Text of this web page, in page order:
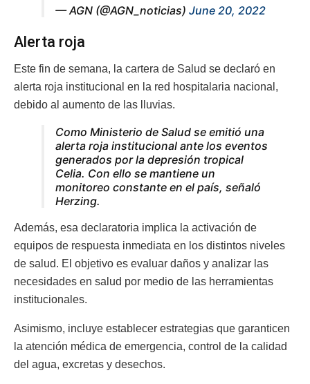
— AGN (@AGN_noticias) June 20, 2022
Alerta roja
Este fin de semana, la cartera de Salud se declaró en
alerta roja institucional en la red hospitalaria nacional,
debido al aumento de las lluvias.
Como Ministerio de Salud se emitió una
alerta roja institucional ante los eventos
generados por la depresión tropical
Celia. Con ello se mantiene un
monitoreo constante en el país, señaló
Herzing.
Además, esa declaratoria implica la activación de
equipos de respuesta inmediata en los distintos niveles
de salud. El objetivo es evaluar daños y analizar las
necesidades en salud por medio de las herramientas
institucionales.
Asimismo, incluye establecer estrategias que garanticen
la atención médica de emergencia, control de la calidad
del agua, excretas y desechos.